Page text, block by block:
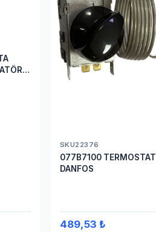
SKU22376
077B7100 TERMOSTAT
DANFOS
489,53 ₺